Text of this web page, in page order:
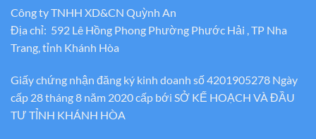
Công ty TNHH XD&CN Quỳnh An
Địa chỉ: 592 Lê Hồng Phong Phường Phước Hải , TP Nha
Trang, tỉnh Khánh Hòa
Giấy chứng nhận đăng ký kinh doanh số 4201905278 Ngày
cấp 28 tháng 8 năm 2020 cấp bới SỞ KẾ HOẠCH VÀ ĐẦU
TƯ TỈNH KHÁNH HÒA